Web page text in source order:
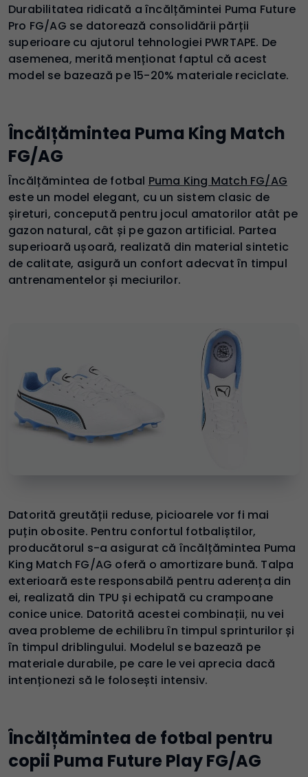
Durabilitatea ridicată a încălțămintei Puma Future
Pro FG/AG se datorează consolidării părții
superioare cu ajutorul tehnologiei PWRTAPE. De
asemenea, merită menționat faptul că acest
model se bazează pe 15-20% materiale reciclate.
Încălțămintea Puma King Match
FG/AG
Încălțămintea de fotbal Puma King Match FG/AG
este un model elegant, cu un sistem clasic de
șireturi, concepută pentru jocul amatorilor atât pe
gazon natural, cât și pe gazon artificial. Partea
superioară ușoară, realizată din material sintetic
de calitate, asigură un confort adecvat în timpul
antrenamentelor și meciurilor.
Datorită greutății reduse, picioarele vor fi mai
puțin obosite. Pentru confortul fotbaliștilor,
producătorul s-a asigurat că încălțămintea Puma
King Match FG/AG oferă o amortizare bună. Talpa
exterioară este responsabilă pentru aderența din
ei, realizată din TPU și echipată cu crampoane
conice unice. Datorită acestei combinații, nu vei
avea probleme de echilibru în timpul sprinturilor și
în timpul driblingului. Modelul se bazează pe
materiale durabile, pe care le vei aprecia dacă
intenționezi să le folosești intensiv.
Încălțămintea de fotbal pentru
copii Puma Future Play FG/AG